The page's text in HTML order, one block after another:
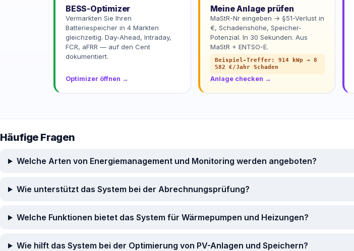
BESS-Optimizer
Vermarkten Sie Ihren
Batteriespeicher in 4 Märkten
gleichzeitig. Day-Ahead, Intraday,
FCR, aFRR — auf den Cent
dokumentiert.
Optimizer öffnen →
Meine Anlage prüfen
MaStR-Nr eingeben → §51-Verlust in
€, Schadenshöhe, Speicher-
Potenzial. In 30 Sekunden. Aus
MaStR + ENTSO-E.
Beispiel-Treffer: 914 kWp → 8
582 €/Jahr Schaden
Anlage checken →
Häufige Fragen
Welche Arten von Energiemanagement und Monitoring werden angeboten?
Wie unterstützt das System bei der Abrechnungsprüfung?
Welche Funktionen bietet das System für Wärmepumpen und Heizungen?
Wie hilft das System bei der Optimierung von PV-Anlagen und Speichern?